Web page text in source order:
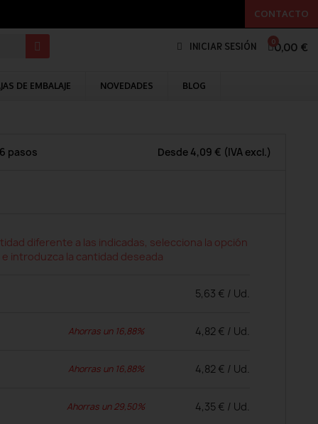
CONTACTO
INICIAR SESIÓN 0,00 €
DE EMBALAJE NOVEDADES BLOG
pasos Desde 4,09 € (IVA excl.)
diferente a las indicadas, selecciona la opción
introduzca la cantidad deseada
5,63 € / Ud.
Ahorras un 16,88% 4,82 € / Ud.
Ahorras un 16,88% 4,82 € / Ud.
Ahorras un 29,50% 4,35 € / Ud.